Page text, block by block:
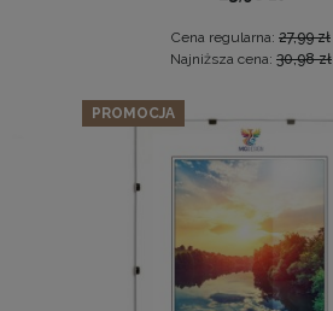
Cena regularna: 27,99 zł
Najniższa cena: 30,98 zł
PROMOCJA